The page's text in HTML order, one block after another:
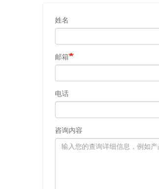
姓名
邮箱
电话
咨询内容